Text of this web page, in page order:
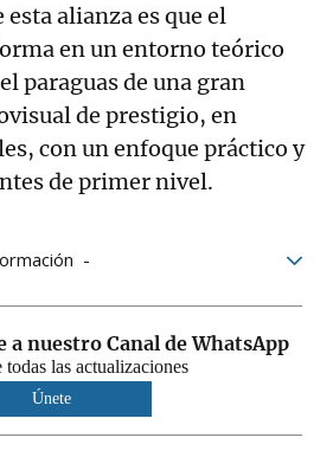
alianza es que el
en un entorno teórico
paraguas de una gran
de prestigio, en
con un enfoque práctico y
de primer nivel.
a nuestro Canal de WhatsApp
todas las actualizaciones
Únete